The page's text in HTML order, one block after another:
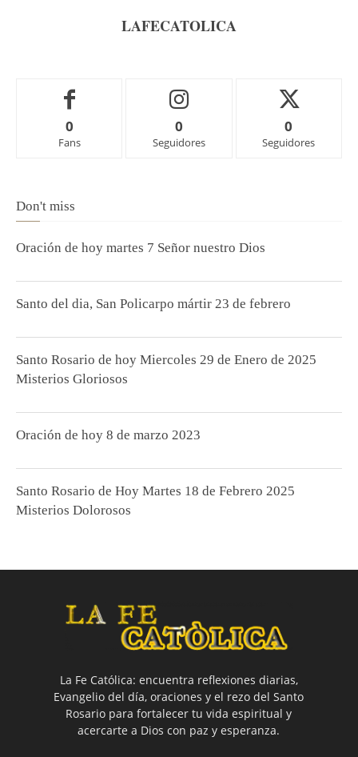
LAFECATOLICA
0
Fans
0
Seguidores
0
Seguidores
Don't miss
Oración de hoy martes 7 Señor nuestro Dios
Santo del dia, San Policarpo mártir 23 de febrero
Santo Rosario de hoy Miercoles 29 de Enero de 2025
Misterios Gloriosos
Oración de hoy 8 de marzo 2023
Santo Rosario de Hoy Martes 18 de Febrero 2025
Misterios Dolorosos
La Fe Católica: encuentra reflexiones diarias,
Evangelio del día, oraciones y el rezo del Santo
Rosario para fortalecer tu vida espiritual y
acercarte a Dios con paz y esperanza.